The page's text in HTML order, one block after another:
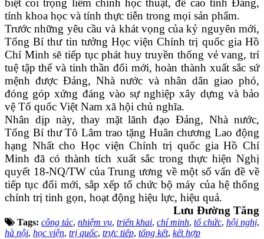
biệt coi trọng liêm chính học thuật, đề cao tính Đảng,
tính khoa học và tính thực tiễn trong mọi sản phẩm.
Trước những yêu cầu và khát vọng của kỷ nguyên mới,
Tổng Bí thư tin tưởng Học viện Chính trị quốc gia Hồ
Chí Minh sẽ tiếp tục phát huy truyền thống vẻ vang, trí
tuệ tập thể và tinh thần đổi mới, hoàn thành xuất sắc sứ
mệnh được Đảng, Nhà nước và nhân dân giao phó,
đóng góp xứng đáng vào sự nghiệp xây dựng và bảo
vệ Tổ quốc Việt Nam xã hội chủ nghĩa.
Nhân dịp này, thay mặt lãnh đạo Đảng, Nhà nước,
Tổng Bí thư Tô Lâm trao tặng Huân chương Lao động
hạng Nhất cho Học viện Chính trị quốc gia Hồ Chí
Minh đã có thành tích xuất sắc trong thực hiện Nghị
quyết 18-NQ/TW của Trung ương về một số vấn đề về
tiếp tục đổi mới, sắp xếp tổ chức bộ máy của hệ thống
chính trị tinh gọn, hoạt động hiệu lực, hiệu quả.
Lưu Đường Tăng
Tags: công tác, nhiệm vụ, triển khai, chí minh, tổ chức, hội nghị,
hà nội, học viện, trị quốc, trực tiếp, tổng kết, kết hợp